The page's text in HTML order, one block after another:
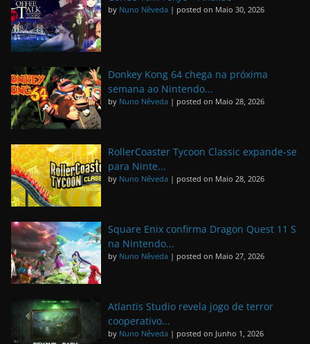
by Nuno Nêveda | posted on Maio 30, 2026
Donkey Kong 64 chega na próxima
semana ao Nintendo...
by Nuno Nêveda | posted on Maio 28, 2026
RollerCoaster Tycoon Classic expande-se
para Ninte...
by Nuno Nêveda | posted on Maio 28, 2026
Square Enix confirma Dragon Quest 11 S
na Nintendo...
by Nuno Nêveda | posted on Maio 27, 2026
Atlantis Studio revela jogo de terror
cooperativo...
by Nuno Nêveda | posted on Junho 1, 2026